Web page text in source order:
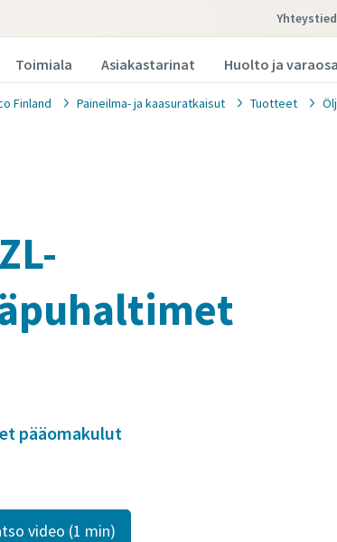
Toimiala Asiakastarinat Huolto ja
Finland Paineilma- ja kaasuratkaisut Tuotteet
pääomakulut
video (1 min)